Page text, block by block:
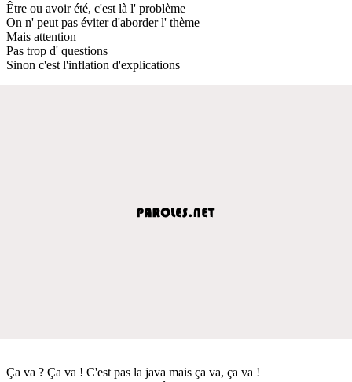
Être ou avoir été, c'est là l' problème
On n' peut pas éviter d'aborder l' thème
Mais attention
Pas trop d' questions
Sinon c'est l'inflation d'explications
Ça va ? Ça va ! C'est pas la java mais ça va, ça va !